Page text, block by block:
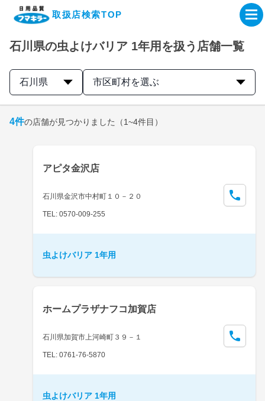
取扱店検索TOP
企業・IR情報サイト
製品情報サイト
オンラインショップ
石川県の虫よけバリア 1年用を扱う店舗一覧
石川県 市区町村を選ぶ
4件の店舗が見つかりました （1~4件目）
アピタ金沢店
石川県金沢市中村町１０－２０
TEL: 0570-009-255
虫よけバリア 1年用
ホームプラザナフコ加賀店
石川県加賀市上河崎町３９－１
TEL: 0761-76-5870
虫よけバリア 1年用